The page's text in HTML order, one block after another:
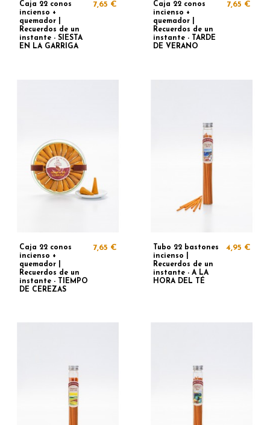
Caja 22 conos
incienso +
quemador |
Recuerdos de un
instante - SIESTA
EN LA GARRIGA
7,65 €
Caja 22 conos
incienso +
quemador |
Recuerdos de un
instante - TARDE
DE VERANO
7,65 €
Caja 22 conos
incienso +
quemador |
Recuerdos de un
instante - TIEMPO
DE CEREZAS
7,65 €
Tubo 22 bastones
incienso |
Recuerdos de un
instante - A LA
HORA DEL TÉ
4,95 €